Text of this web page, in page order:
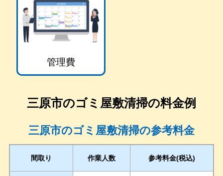
管理費
三原市のゴミ屋敷清掃の料金例
三原市のゴミ屋敷清掃の参考料金
間取り 作業人数 参考料金(税込)